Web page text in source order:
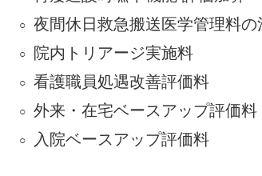
夜間休日救急搬送医学管理料
院内トリアージ実施料
看護職員処遇改善評価料
外来・在宅ベースアップ評価料
入院ベースアップ評価料